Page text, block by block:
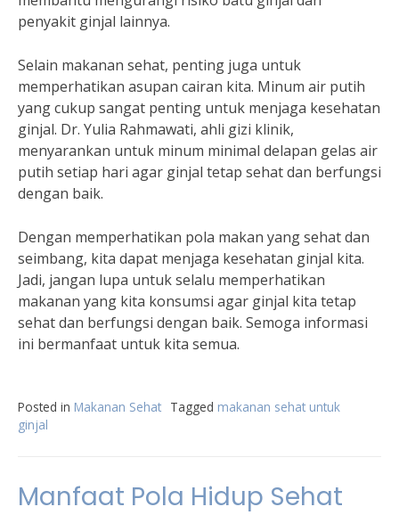
penyakit ginjal lainnya.
Selain makanan sehat, penting juga untuk
memperhatikan asupan cairan kita. Minum air putih
yang cukup sangat penting untuk menjaga kesehatan
ginjal. Dr. Yulia Rahmawati, ahli gizi klinik,
menyarankan untuk minum minimal delapan gelas air
putih setiap hari agar ginjal tetap sehat dan berfungsi
dengan baik.
Dengan memperhatikan pola makan yang sehat dan
seimbang, kita dapat menjaga kesehatan ginjal kita.
Jadi, jangan lupa untuk selalu memperhatikan
makanan yang kita konsumsi agar ginjal kita tetap
sehat dan berfungsi dengan baik. Semoga informasi
ini bermanfaat untuk kita semua.
Posted in Makanan Sehat Tagged makanan sehat untuk
ginjal
Manfaat Pola Hidup Sehat